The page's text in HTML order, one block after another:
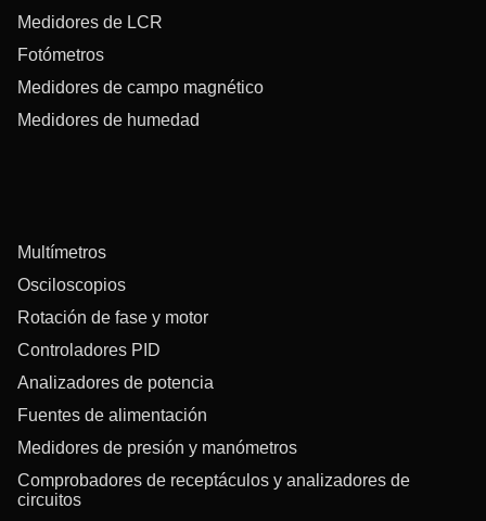
Medidores de LCR
Fotómetros
Medidores de campo magnético
Medidores de humedad
Multímetros
Osciloscopios
Rotación de fase y motor
Controladores PID
Analizadores de potencia
Fuentes de alimentación
Medidores de presión y manómetros
Comprobadores de receptáculos y analizadores de
circuitos